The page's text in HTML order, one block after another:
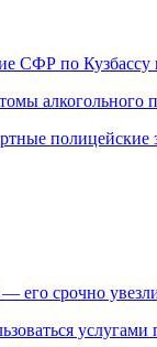
СФР по
алкогольного
его срочно